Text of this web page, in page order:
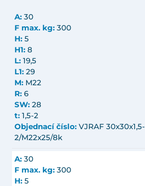
A: 30
F max. kg: 300
H: 5
H1: 8
L: 19,5
L1: 29
M: M22
R: 6
SW: 28
t: 1,5-2
Objednací číslo: VJRAF 30x30x1,5-
2/M22x25/8k
A: 30
F max. kg: 300
H: 5